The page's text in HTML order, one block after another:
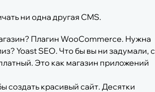
ни одна другая CMS.
Плагин WooCommerce. Нужна
Yoast SEO. Что бы вы ни задумали, с
Это как магазин приложений
создать красивый сайт. Десятки